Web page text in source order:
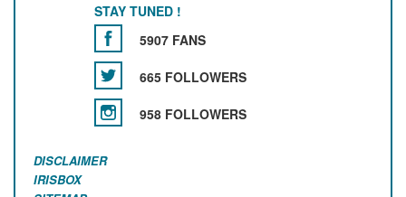
STAY TUNED !
5907 FANS
665 FOLLOWERS
958 FOLLOWERS
DISCLAIMER
IRISBOX